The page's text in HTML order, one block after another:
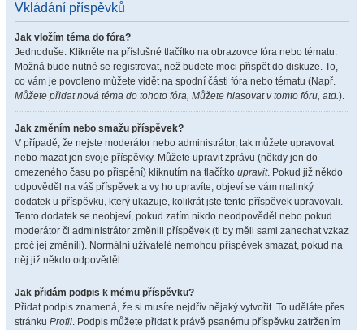
Vkládání příspěvků
Jak vložím téma do fóra?
Jednoduše. Klikněte na příslušné tlačítko na obrazovce fóra nebo tématu.
Možná bude nutné se registrovat, než budete moci přispět do diskuze. To,
co vám je povoleno můžete vidět na spodní části fóra nebo tématu (Např.
Můžete přidat nová téma do tohoto fóra, Můžete hlasovat v tomto fóru, atd.).
Jak změním nebo smažu příspěvek?
V případě, že nejste moderátor nebo administrátor, tak můžete upravovat
nebo mazat jen svoje příspěvky. Můžete upravit zprávu (někdy jen do
omezeného času po přispění) kliknutím na tlačítko upravit. Pokud již někdo
odpověděl na váš příspěvek a vy ho upravíte, objeví se vám malinký
dodatek u příspěvku, který ukazuje, kolikrát jste tento příspěvek upravovali.
Tento dodatek se neobjeví, pokud zatím nikdo neodpověděl nebo pokud
moderátor či administrátor změnili příspěvek (ti by měli sami zanechat vzkaz
proč jej změnili). Normální uživatelé nemohou příspěvek smazat, pokud na
něj již někdo odpověděl.
Jak přidám podpis k mému příspěvku?
Přidat podpis znamená, že si musíte nejdřív nějaký vytvořit. To uděláte přes
stránku Profil. Podpis můžete přidat k právě psanému příspěvku zatržením